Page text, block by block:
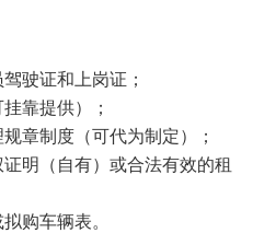
驶证和上岗证；
靠提供）；
章制度（可代为制定）；
证明（自有）或合法有效的租
购车辆表。